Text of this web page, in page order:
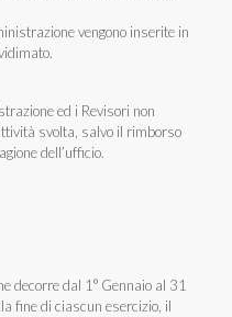
vengono inserite in
ed i Revisori non
svolta, salvo il rimborso
dell’ufficio.
decorre dal 1° Gennaio al 31
fine di ciascun esercizio, il